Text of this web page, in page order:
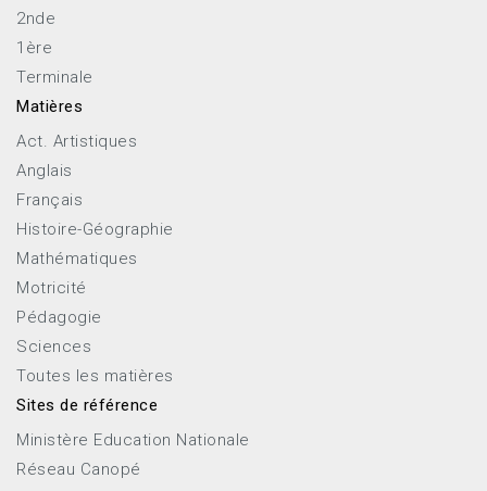
2nde
1ère
Terminale
Matières
Act. Artistiques
Anglais
Français
Histoire-Géographie
Mathématiques
Motricité
Pédagogie
Sciences
Toutes les matières
Sites de référence
Ministère Education Nationale
Réseau Canopé